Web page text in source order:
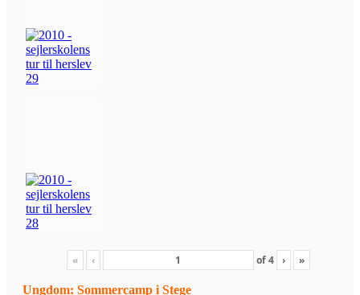
« ‹ of4 › »
Ungdom: Sommercamp i Stege